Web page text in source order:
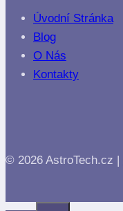
Úvodní Stránka
Blog
O Nás
Kontakty
© 2026 AstroTech.cz |